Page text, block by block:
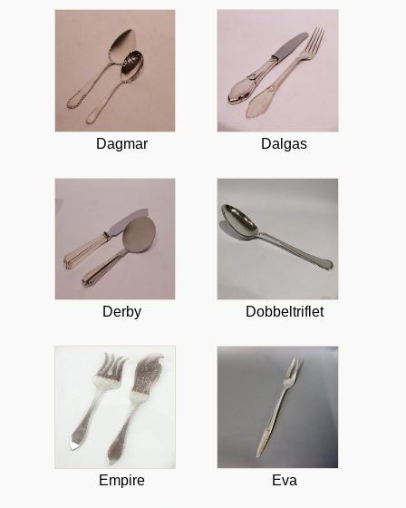
Dagmar Dalgas
Derby Dobbeltriflet
Empire Eva